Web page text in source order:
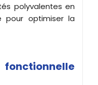
polyvalentes en
pour optimiser la